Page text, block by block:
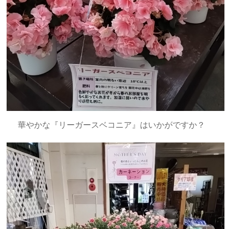
華やかな『リーガースベコニア』はいかがですか？